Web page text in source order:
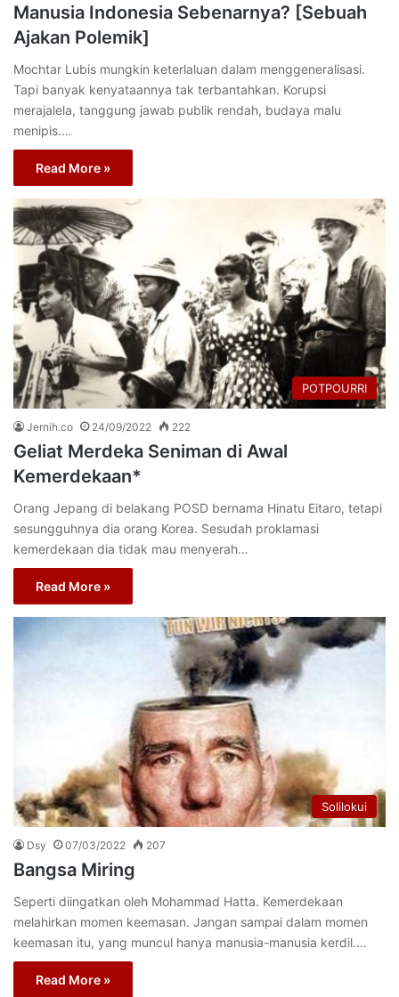
Manusia Indonesia Sebenarnya? [Sebuah
Ajakan Polemik]
Mochtar Lubis mungkin keterlaluan dalam menggeneralisasi.
Tapi banyak kenyataannya tak terbantahkan. Korupsi
merajalela, tanggung jawab publik rendah, budaya malu
menipis.…
Read More »
POTPOURRI
Jernih.co 24/09/2022 222
Geliat Merdeka Seniman di Awal
Kemerdekaan*
Orang Jepang di belakang POSD bernama Hinatu Eitaro, tetapi
sesungguhnya dia orang Korea. Sesudah proklamasi
kemerdekaan dia tidak mau menyerah…
Read More »
Solilokui
Dsy 07/03/2022 207
Bangsa Miring
Seperti diingatkan oleh Mohammad Hatta. Kemerdekaan
melahirkan momen keemasan. Jangan sampai dalam momen
keemasan itu, yang muncul hanya manusia-manusia kerdil.…
Read More »